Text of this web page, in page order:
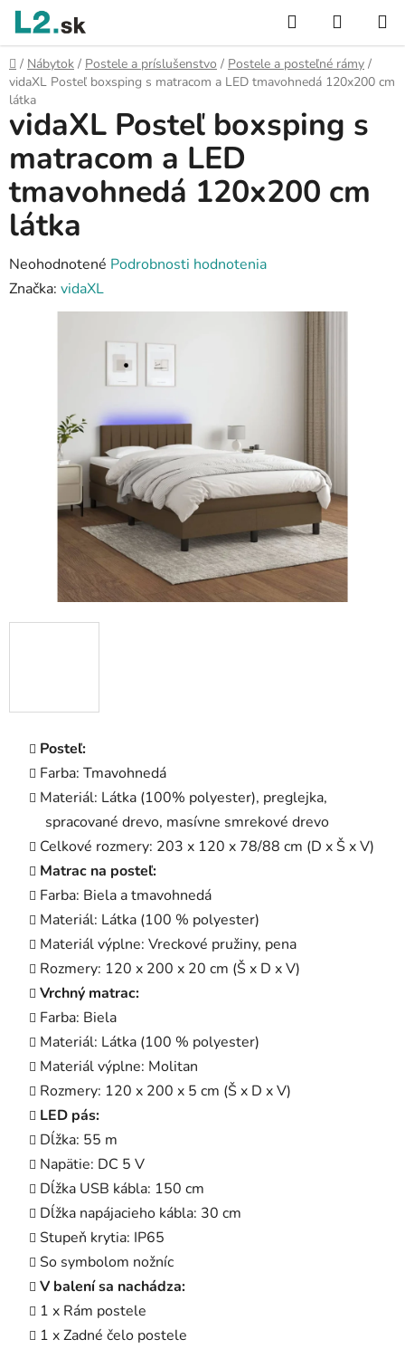
Prejsť
obsah
Hľadať
KOŠÍK
Domov
/ Nábytok / Postele a príslušenstvo / Postele a posteľné rámy /
vidaXL Posteľ boxsping s matracom a LED tmavohnedá 120x200 cm
látka
Posteľ:
Farba: Tmavohnedá
Materiál: Látka (100% polyester), preglejka,
spracované drevo, masívne smrekové drevo
Celkové rozmery: 203 x 120 x 78/88 cm (D x Š x V)
Matrac na posteľ:
Farba: Biela a tmavohnedá
Materiál: Látka (100 % polyester)
Materiál výplne: Vreckové pružiny, pena
Rozmery: 120 x 200 x 20 cm (Š x D x V)
Vrchný matrac:
Farba: Biela
Materiál: Látka (100 % polyester)
Materiál výplne: Molitan
Rozmery: 120 x 200 x 5 cm (Š x D x V)
LED pás:
Dĺžka: 55 m
Napätie: DC 5 V
Dĺžka USB kábla: 150 cm
Dĺžka napájacieho kábla: 30 cm
Stupeň krytia: IP65
So symbolom nožníc
V balení sa nachádza:
1 x Rám postele
1 x Zadné čelo postele
vidaXL Posteľ boxsping s
matracom a LED
tmavohnedá 120x200 cm
látka
Priemerné
hodnotenie
produktu
hviezdičiek.
Neohodnotené Podrobnosti hodnotenia
Značka: vidaXL